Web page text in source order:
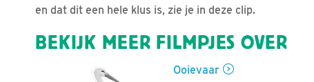
en dat dit een hele klus is, zie je in deze clip.
BEKIJK MEER FILMPJES OVER
Ooievaar